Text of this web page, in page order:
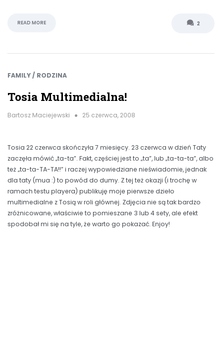
READ MORE 2
FAMILY / RODZINA
Tosia Multimedialna!
Bartosz Maciejewski 25 czerwca, 2008
Tosia 22 czerwca skończyła 7 miesięcy. 23 czerwca w dzień Taty
zaczęła mówić „ta-ta”. Fakt, częściej jest to „ta”, lub „ta-ta-ta”, albo
też „ta-ta-TA-TA!!” i raczej wypowiedziane nieświadomie, jednak
dla taty (mua :) to powód do dumy. Z tej też okazji (i trochę w
ramach testu playera) publikuję moje pierwsze dzieło
multimedialne z Tosią w roli głównej. Zdjęcia nie są tak bardzo
zróżnicowane, właściwie to pomieszane 3 lub 4 sety, ale efekt
spodobał mi się na tyle, że warto go pokazać. Enjoy!